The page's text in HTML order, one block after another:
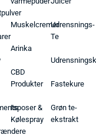
Muskelcremer
Arinka
CBD
Produkter
Isposer &
Kølespray
Udrensnings-
Te
Fastekure
Grøn te-
ekstrakt